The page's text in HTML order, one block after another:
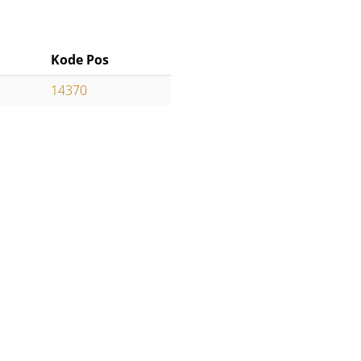
Kode Pos
14370